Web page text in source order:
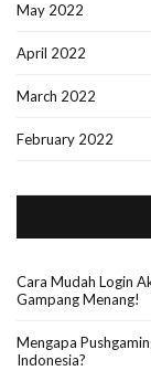
May 2022
April 2022
March 2022
February 2022
Cara Mudah Login
Gampang Menang!
Mengapa
Indonesia?